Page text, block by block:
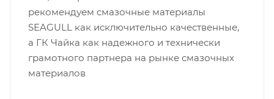
рекомендуем смазочные материалы
SEAGULL как исключительно качественные,
а ГК Чайка как надежного и технически
грамотного партнера на рынке смазочных
материалов